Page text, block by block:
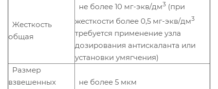
Жесткость
общая
не более 10 мг-экв/дм3 (при
жесткости более 0,5 мг-экв/дм3
требуется применение узла
дозирования антискаланта или
установки умягчения)
Размер
взвешенных
не более 5 мкм